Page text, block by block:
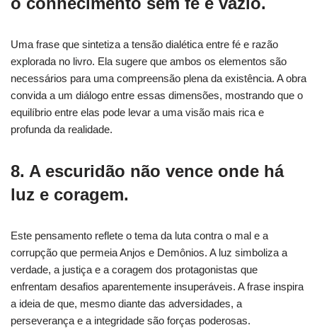
Uma frase que sintetiza a tensão dialética entre fé e razão
explorada no livro. Ela sugere que ambos os elementos são
necessários para uma compreensão plena da existência. A obra
convida a um diálogo entre essas dimensões, mostrando que o
equilíbrio entre elas pode levar a uma visão mais rica e
profunda da realidade.
8. A escuridão não vence onde há
luz e coragem.
Este pensamento reflete o tema da luta contra o mal e a
corrupção que permeia Anjos e Demônios. A luz simboliza a
verdade, a justiça e a coragem dos protagonistas que
enfrentam desafios aparentemente insuperáveis. A frase inspira
a ideia de que, mesmo diante das adversidades, a
perseverança e a integridade são forças poderosas.